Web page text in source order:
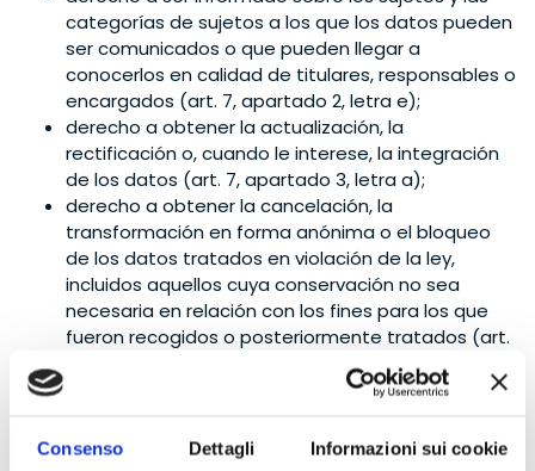
Consenso Dettagli Informazioni sui cookie
categorías de sujetos a los que los datos pueden
ser comunicados o que pueden llegar a
conocerlos en calidad de titulares, responsables o
encargados (art. 7, apartado 2, letra e);
derecho a obtener la actualización, la
rectificación o, cuando le interese, la integración
de los datos (art. 7, apartado 3, letra a);
derecho a obtener la cancelación, la
transformación en forma anónima o el bloqueo
de los datos tratados en violación de la ley,
incluidos aquellos cuya conservación no sea
necesaria en relación con los fines para los que
fueron recogidos o posteriormente tratados (art.
derecho a obtener la certificación de que las
letras a) y b) han sido puestas en conocimiento,